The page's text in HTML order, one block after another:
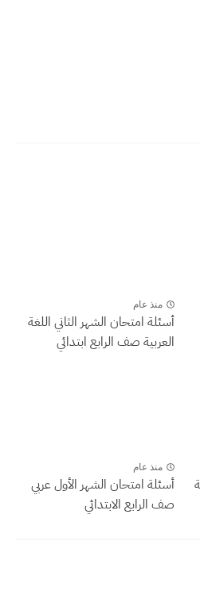
منذ عام
أسئلة امتحان الشهر الثاني اللغة
العربية صف الرابع ابتدائي
منذ عام
أسئلة امتحان الشهر الأول عربي
صف الرابع الابتدائي